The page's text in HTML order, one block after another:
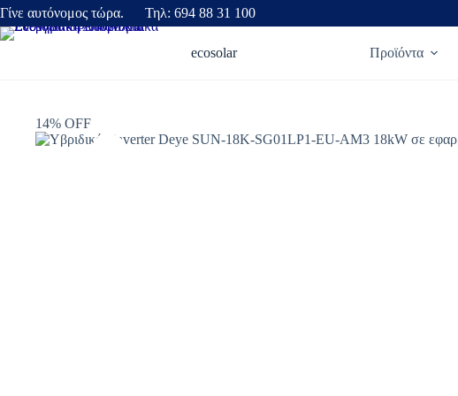
Γίνε αυτόνομος τώρα. Τηλ: 694 88 31 100
ecosolar Προϊόντα
14% OFF